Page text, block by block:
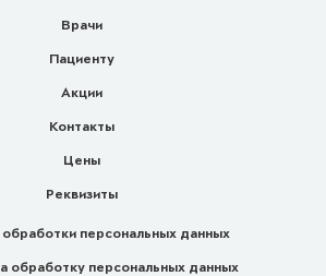
Врачи
Пациенту
Акции
Контакты
Цены
Реквизиты
обработки персональных данных
обработку персональных данных